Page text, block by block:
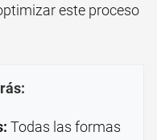
este proceso
Todas las formas